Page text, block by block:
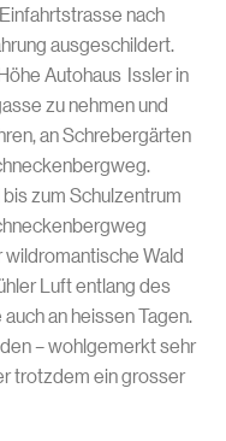
nach
ausgeschildert.
Autohaus Issler in
zu nehmen und
an Schrebergärten
zum Schulzentrum
wildromantische Wald
Luft entlang des
an heissen Tagen.
– wohlgemerkt sehr
trotzdem ein grosser